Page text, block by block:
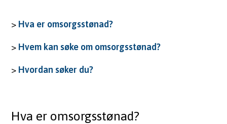
m
> Hva er omsorgsstønad?
> Hvem kan søke om omsorgsstønad?
> Hvordan søker du?
Hva er omsorgsstønad?